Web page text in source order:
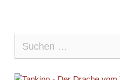
nach: